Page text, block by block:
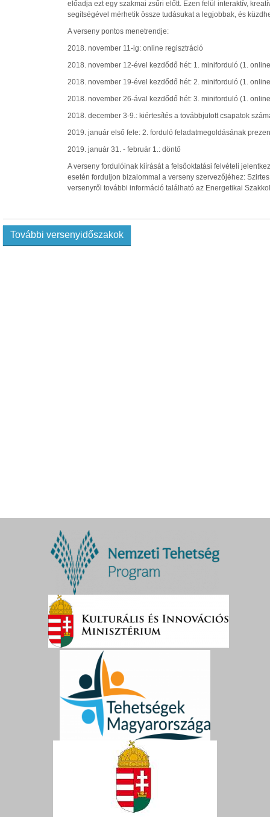
előadja ezt egy szakmai zsűri előtt. Ezen felül interaktív,
segítségével mérhetik össze tudásukat a legjobbak, és
A verseny pontos menetrendje:
2018. november 11-ig: online regisztráció
2018. november 12-ével kezdődő hét: 1. miniforduló (1.
2018. november 19-ével kezdődő hét: 2. miniforduló (1.
2018. november 26-ával kezdődő hét: 3. miniforduló (1.
2018. december 3-9.: kiértesítés a továbbjutott csapatok
2019. január első fele: 2. forduló feladatmegoldásának
2019. január 31. - február 1.: döntő
A verseny fordulóinak kiírását a felsőoktatási felvételi
esetén forduljon bizalommal a verseny szervezőjéhez:
versenyről további információ található az Energetikai
További versenyidőszakok